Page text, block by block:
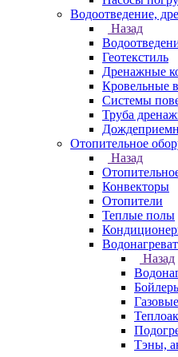
Водоотведение,
Назад
Геотекстиль
Дренажные
Кровельные
Системы
Труба
Отопительное
Назад
Конвекторы
Отопители
Теплые полы
Назад
Тэны,